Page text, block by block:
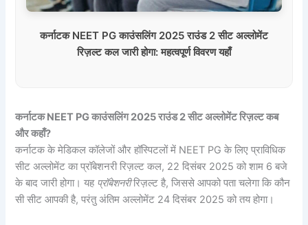
कर्नाटक NEET PG काउंसलिंग 2025 राउंड 2 सीट अल्लोमेंट
रिज़ल्ट कल जारी होगा: महत्वपूर्ण विवरण यहाँ
कर्नाटक NEET PG काउंसलिंग 2025 राउंड 2 सीट अल्लोमेंट रिज़ल्ट कब
और कहाँ?
कर्नाटक के मेडिकल कॉलेजों और हॉस्पिटलों में NEET PG के लिए प्राविधिक
सीट अल्लोमेंट का प्रॉबेशनरी रिज़ल्ट कल, 22 दिसंबर 2025 को शाम 6 बजे
के बाद जारी होगा। यह प्रॉबेशनरीरिज़ल्ट है, जिससे आपको पता चलेगा कि कौन
सी सीट आपकी है, परंतु अंतिम अल्लोमेंट 24 दिसंबर 2025 को तय होगा।